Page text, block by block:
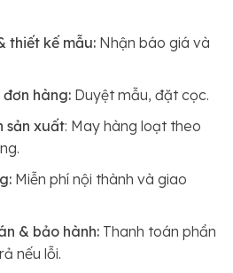
thiết kế mẫu:Nhận báo giá và
đơn hàng:Duyệt mẫu, đặt cọc.
sản xuất: May hàng loạt theo
Miễn phí nội thành và giao
& bảo hành:Thanh toán phần
nếu lỗi.